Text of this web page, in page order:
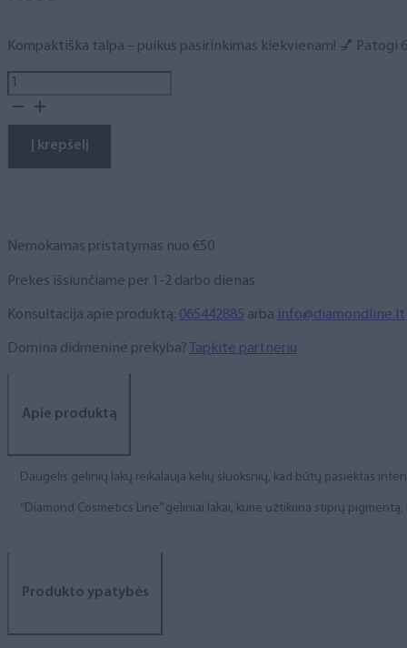
Kompaktiška talpa – puikus pasirinkimas kiekvienam! 💅
produkto
kiekis:
gelinis
lakas,
Į krepšelį
Nemokamas pristatymas nuo €50
Prekes išsiunčiame per 1-2 darbo dienas
Konsultacija apie produktą: 065442885 arba info@diamondline.lt
Domina didmeninė prekyba? Tapkite partneriu
Apie produktą
Daugelis gelinių lakų reikalauja kelių sluoksnių, kad būtų pasiektas
“Diamond Cosmetics Line” geliniai lakai, kurie užtikrina stiprų
Produkto ypatybės